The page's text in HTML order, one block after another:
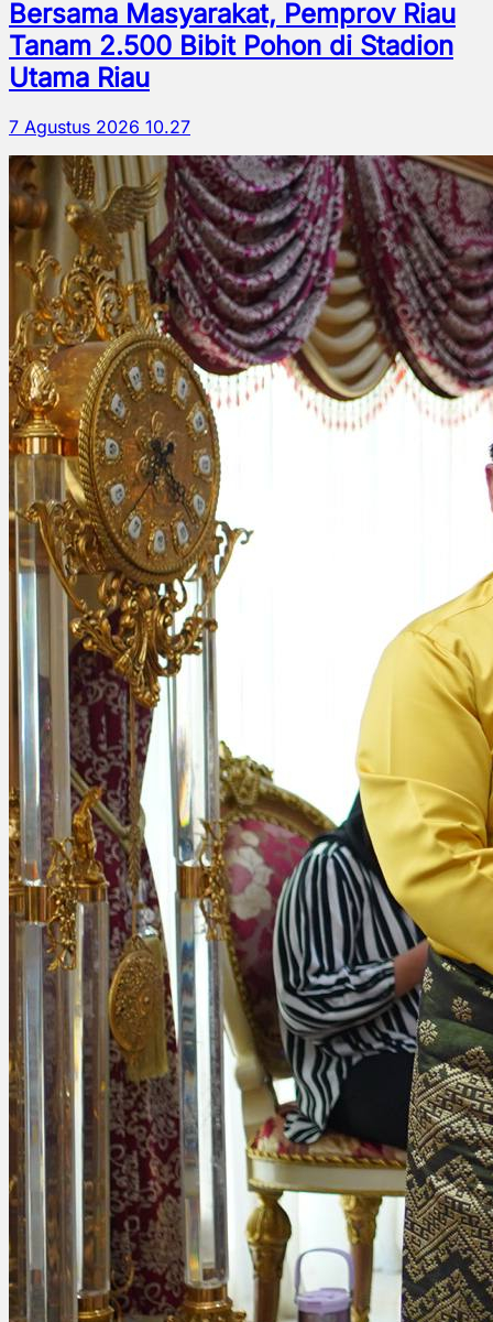
Bersama Masyarakat, Pemprov Riau
Tanam 2.500 Bibit Pohon di Stadion
Utama Riau
7 Agustus 2026 10.27